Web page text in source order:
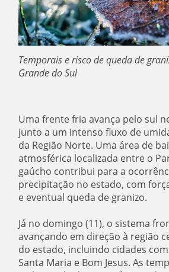
Temporais e risco de queda de
Grande do Sul
Uma frente fria avança pelo sul
junto a um intenso fluxo de
da Região Norte. Uma área de
atmosférica localizada entre o
gaúcho contribui para a
precipitação no estado, com
e eventual queda de granizo.
Já no domingo (11), o sistema
avançando em direção à região
do estado, incluindo cidades
Santa Maria e Bom Jesus. As